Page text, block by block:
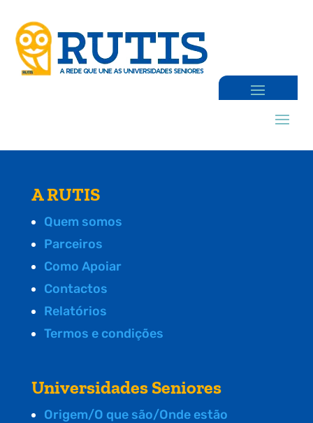
A RUTIS
Quem somos
Parceiros
Como Apoiar
Contactos
Relatórios
Termos e condições
Universidades Seniores
Origem/O que são/Onde estão